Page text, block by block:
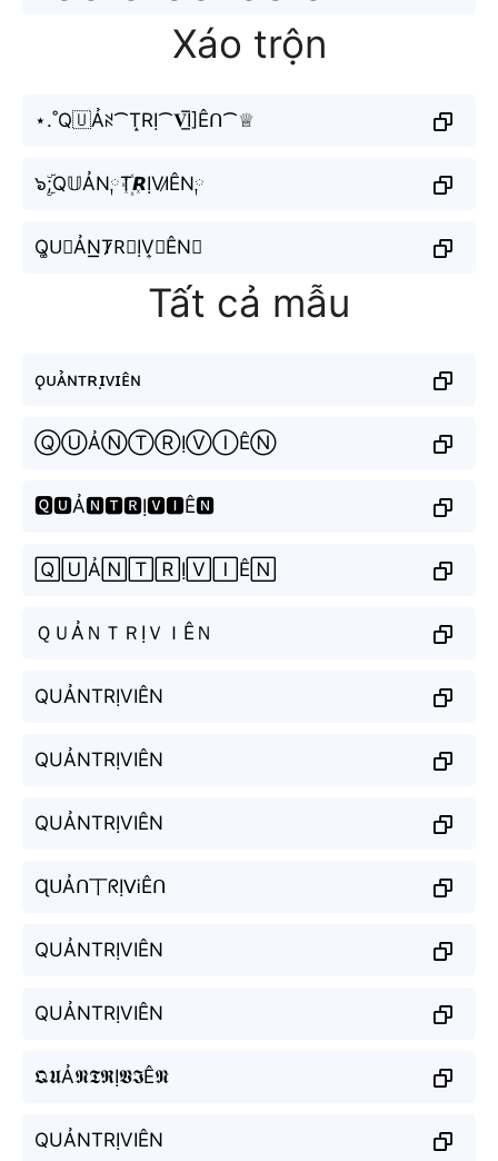
Xáo trộn
⋆.˚Q🇺Ảꋊ⁀T̝RỊ⁀𝐕I̲̅]Êᑎ⁀♕
๖ۣۜ;Q𝕌ẢN༙T꙰𝙍ỊVI̷ÊN༙
Q͚U⃘ẢN͟͟T̷̷R⃘ỊV͎𝐼ÊN∿
Tất cả mẫu
ǫᴜᴀ̉ɴᴛʀɪ̣ᴠɪᴇ̂ɴ
ⓆⓊẢⓃⓉⓇỊⓋⒾÊⓃ
🆀🆄Ả🅽🆃🆁Ị🆅🅸Ê🅽
🅀🅄Ả🄽🅃🅁Ị🅅🄸Ê🄽
ＱＵẢＮＴＲỊＶＩÊＮ
QUẢNTRỊVIÊN
QUẢNTRỊVIÊN
QUẢNTRỊVIÊN
ɊᑌẢᑎ丅ᖇỊᐯᎥÊᑎ
QUẢNTRỊVIÊN
QUẢNTRỊVIÊN
𝕼𝖀Ả𝕹𝕿𝕽Ị𝖁𝕴Ê𝕹
QUẢNTRỊVIÊN